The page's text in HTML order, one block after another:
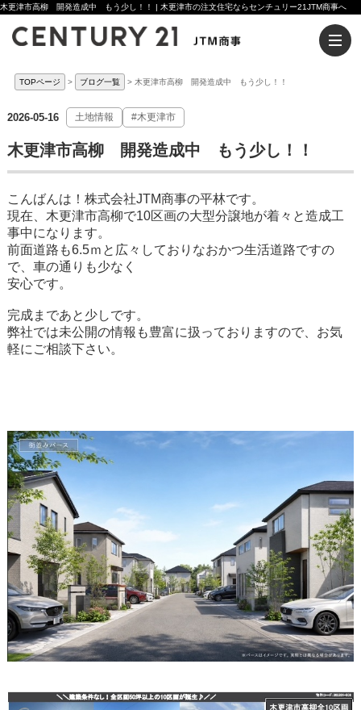
木更津市高柳 開発造成中 もう少し！！ | 木更津市の注文住宅ならセンチュリー21JTM商事へ
TOPページ ブログ一覧 木更津市高柳 開発造成中 もう少し！！
2026-05-16 土地情報 #木更津市
木更津市高柳 開発造成中 もう少し！！
こんばんは！株式会社JTM商事の平林です。
現在、木更津市高柳で10区画の大型分譲地が着々と造成工
事中になります。
前面道路も6.5ｍと広々しておりなおかつ生活道路ですの
で、車の通りも少なく
安心です。
完成まであと少しです。
弊社では未公開の情報も豊富に扱っておりますので、お気
軽にご相談下さい。